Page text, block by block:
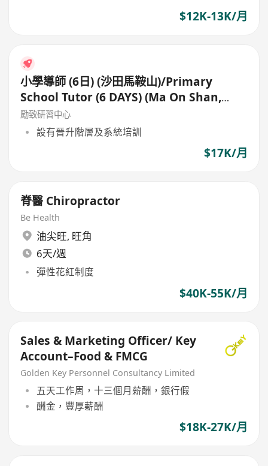
$12K-13K/月
小學導師 (6日) (沙田馬鞍山)/Primary
School Tutor (6 DAYS) (Ma On Shan,
Shatin)
勵致研習中心
設有晉升階層及系統培訓
$17K/月
脊醫 Chiropractor
Be Health
油尖旺, 旺角
6天/週
彈性花紅制度
$40K-55K/月
Sales & Marketing Officer/ Key
Account–Food & FMCG
Golden Key Personnel Consultancy Limited
五天工作周，十三個月薪酬，銀行假
酬金，豐厚薪酬
$18K-27K/月